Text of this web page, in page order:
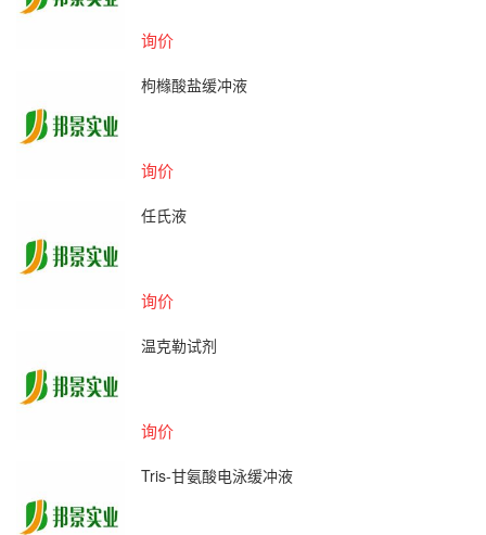
询价
枸橼酸盐缓冲液
询价
任氏液
询价
温克勒试剂
询价
Tris-甘氨酸电泳缓冲液